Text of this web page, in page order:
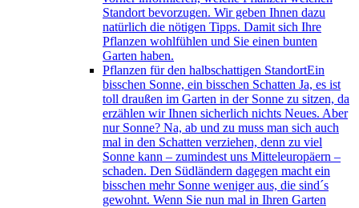
Standort bevorzugen. Wir geben Ihnen dazu
natürlich die nötigen Tipps. Damit sich Ihre
Pflanzen wohlfühlen und Sie einen bunten
Garten haben.
Pflanzen für den halbschattigen StandortEin
bisschen Sonne, ein bisschen Schatten Ja, es ist
toll draußen im Garten in der Sonne zu sitzen, da
erzählen wir Ihnen sicherlich nichts Neues. Aber
nur Sonne? Na, ab und zu muss man sich auch
mal in den Schatten verziehen, denn zu viel
Sonne kann – zumindest uns Mitteleuropäern –
schaden. Den Südländern dagegen macht ein
bisschen mehr Sonne weniger aus, die sind´s
gewohnt. Wenn Sie nun mal in Ihren Garten